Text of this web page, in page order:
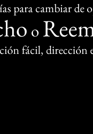
para cambiar de
o
fácil, dirección